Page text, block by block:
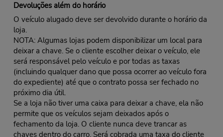
Devoluções além do horário
O veículo alugado deve ser devolvido durante o horário da
loja.
NOTA: Algumas lojas podem disponibilizar um local para
deixar a chave. Se o cliente escolher deixar o veículo, ele
será responsável pelo veículo e por todas as taxas
(incluindo qualquer dano que possa ocorrer ao veículo fora
do expediente) até que o contrato possa ser fechado no
próximo dia útil.
Se a loja não tiver uma caixa para deixar a chave, ela não
permite que os veículos sejam deixados após o
fechamento da loja. O cliente nunca deve trancar as
chaves dentro do carro. Será cobrada uma taxa do cliente